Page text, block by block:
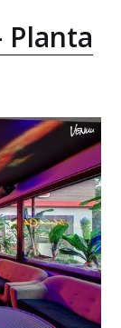
Planta